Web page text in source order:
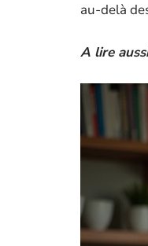
au-delà
A lire